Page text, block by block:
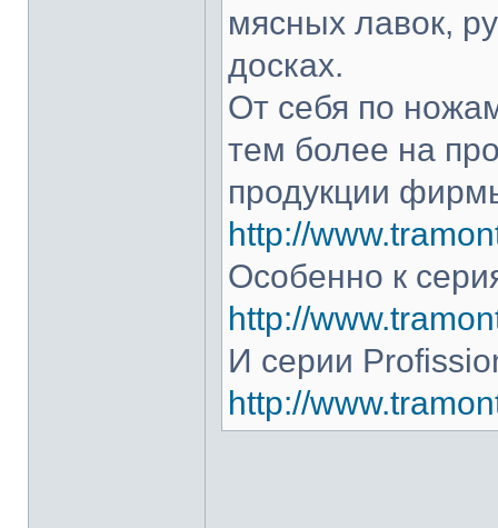
мясных лавок,
досках.
От себя по
тем более на
продукции
http://
Особенно к
http://
И серии
http://